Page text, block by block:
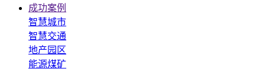
成功案例
智慧城市
智慧交通
地产园区
能源煤矿